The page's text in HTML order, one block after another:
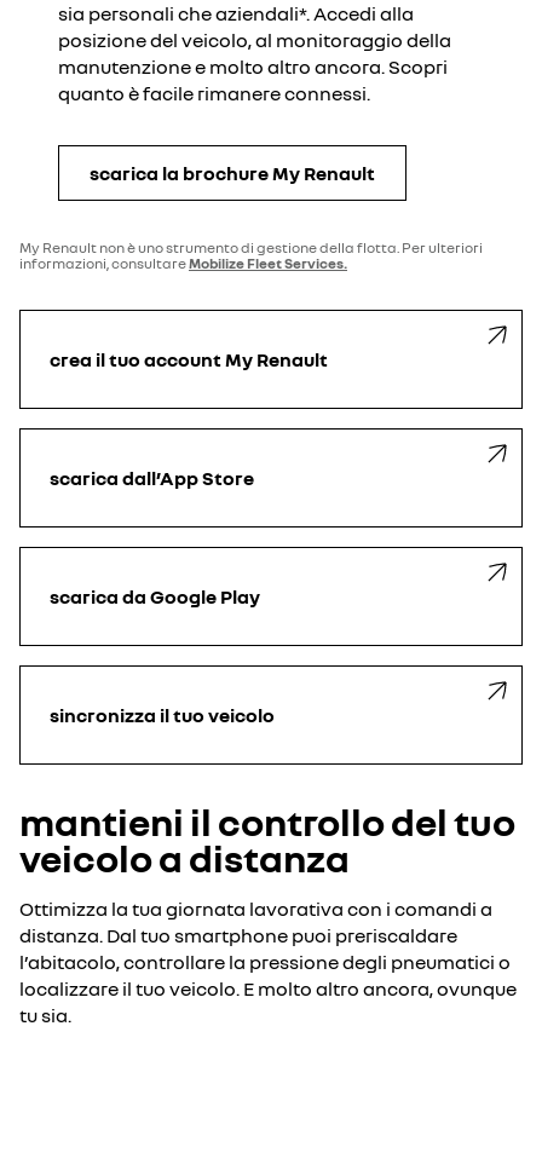
sia personali che aziendali*. Accedi alla
posizione del veicolo, al monitoraggio della
manutenzione e molto altro ancora. Scopri
quanto è facile rimanere connessi.
scarica la brochure My Renault
My Renault non è uno strumento di gestione della flotta. Per ulteriori
informazioni, consultareMobilize Fleet Services.
crea il tuo account My Renault
scarica dall’App Store
scarica da Google Play
sincronizza il tuo veicolo
mantieni il controllo del tuo
veicolo a distanza
Ottimizza la tua giornata lavorativa con i comandi a
distanza. Dal tuo smartphone puoi preriscaldare
l’abitacolo, controllare la pressione degli pneumatici o
localizzare il tuo veicolo. E molto altro ancora, ovunque
tu sia.